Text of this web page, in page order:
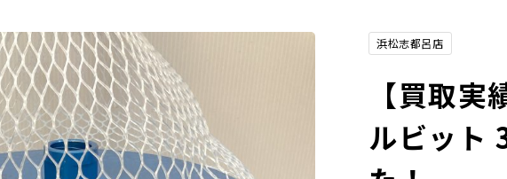
浜松志都呂店
【買取
ルビット